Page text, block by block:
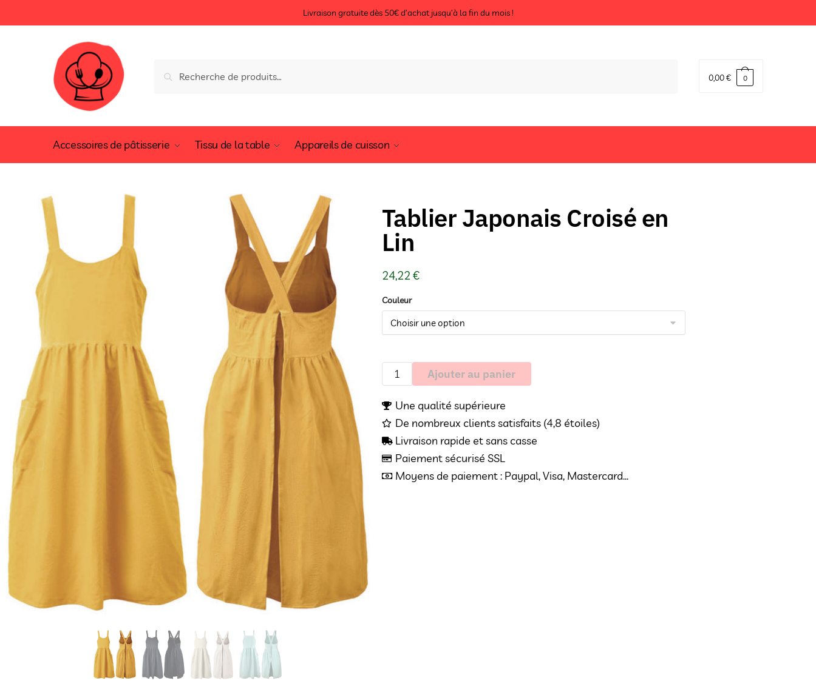
Livraison gratuite dès 50€ d’achat jusqu’à la fin du mois !
Recherche 0,00€ 0
Accessoires de pâtisserie Tissu de la table Appareils de cuisson
Tablier Japonais Croisé en
Lin
24,22 €
Couleur
Ajouter au panier
Une qualité supérieure
De nombreux clients satisfaits (4,8 étoiles)
Livraison rapide et sans casse
Paiement sécurisé SSL
Moyens de paiement : Paypal, Visa, Mastercard...